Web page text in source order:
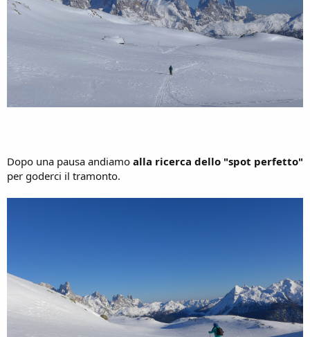
Dopo una pausa andiamo alla ricerca dello "spot perfetto"
per goderci il tramonto.